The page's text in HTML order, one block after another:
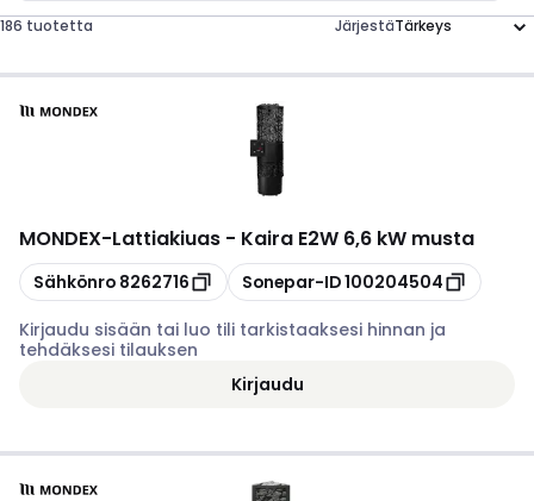
186 tuotetta Järjestä
MONDEX-Lattiakiuas - Kaira E2W 6,6 kW musta
Kopioi
Sähkönro 8262716 Kopioi
Sonepar-ID100204504
Kirjaudu sisään tai luo tili tarkistaaksesi hinnan ja
tehdäksesi tilauksen
Kirjaudu